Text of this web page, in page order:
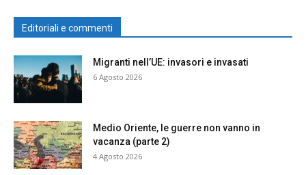
Editoriali e commenti
Migranti nell’UE: invasori e invasati
6 Agosto 2026
Medio Oriente, le guerre non vanno in
vacanza (parte 2)
4 Agosto 2026